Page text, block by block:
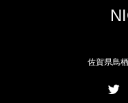
佐賀県鳥